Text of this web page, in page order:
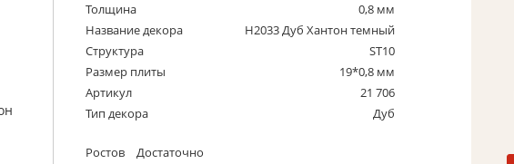
Толщина
0,8 мм
Название декора
H2033 Дуб Хантон темный
Структура
ST10
Размер плиты
19*0,8 мм
Артикул
21 706
Тип декора
Дуб
Ростов
Достаточно